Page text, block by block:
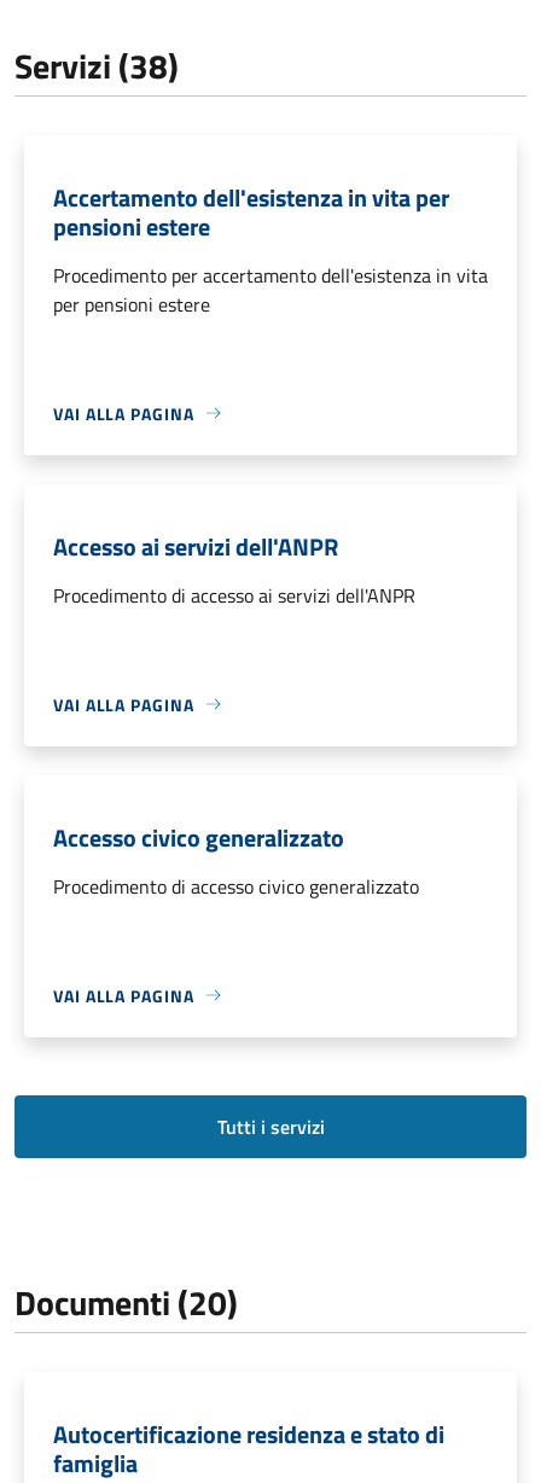
Servizi (38)
Accertamento dell'esistenza in vita per
pensioni estere
Procedimento per accertamento dell'esistenza in vita
per pensioni estere
VAI ALLA PAGINA
Accesso ai servizi dell'ANPR
Procedimento di accesso ai servizi dell'ANPR
VAI ALLA PAGINA
Accesso civico generalizzato
Procedimento di accesso civico generalizzato
VAI ALLA PAGINA
Tutti i servizi
Documenti (20)
Autocertificazione residenza e stato di
famiglia